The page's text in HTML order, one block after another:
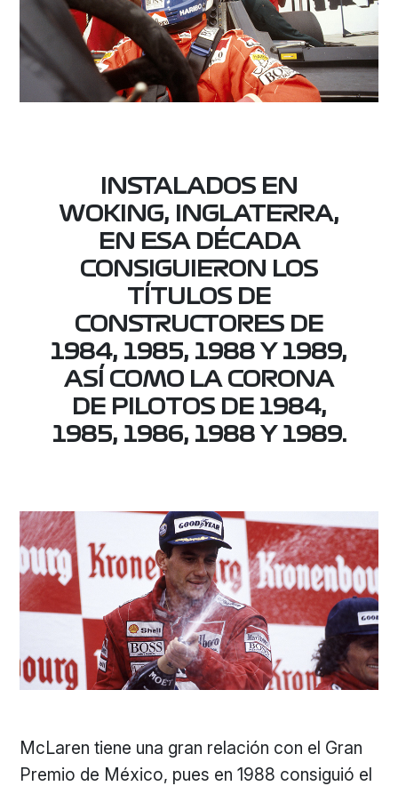
INSTALADOS EN
WOKING, INGLATERRA,
EN ESA DÉCADA
CONSIGUIERON LOS
TÍTULOS DE
CONSTRUCTORES DE
1984, 1985, 1988 Y 1989,
ASÍ COMO LA CORONA
DE PILOTOS DE 1984,
1985, 1986, 1988 Y 1989.
McLaren tiene una gran relación con el Gran
Premio de México, pues en 1988 consiguió el